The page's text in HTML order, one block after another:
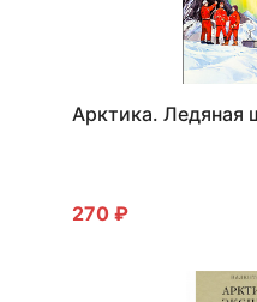
Арктика. Ледяная
270 ₽